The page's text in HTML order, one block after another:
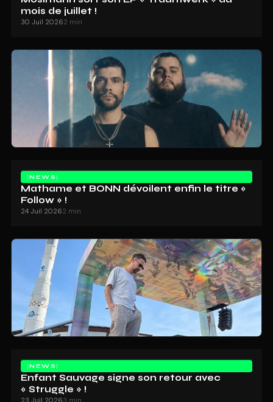
mois de juillet !
30 Juil 20262 min
NEWS
Mathame et BONN dévoilent enfin le titre «
Follow » !
24 Juil 20262 min
NEWS
Enfant Sauvage signe son retour avec
« Struggle » !
23 Juil 20263 min